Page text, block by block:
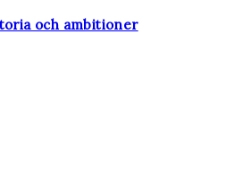
och ambitioner